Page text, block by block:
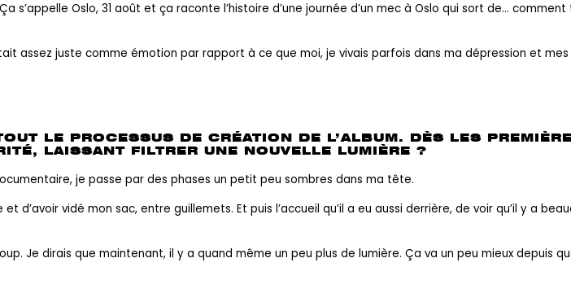
s’appelle Oslo, 31 août et ça raconte l’histoire d’une journée d’un mec à Oslo qui sort de…
assez juste comme émotion par rapport à ce que moi, je vivais parfois dans ma dépression et
LE PROCESSUS DE CRÉATION DE L’ALBUM. DÈS LES
LAISSANT FILTRER UNE NOUVELLE LUMIÈRE ?
je passe par des phases un petit peu sombres dans ma tête.
vidé mon sac, entre guillemets. Et puis l’accueil qu’il a eu aussi derrière, de voir qu’il y a
Je dirais que maintenant, il y a quand même un peu plus de lumière. Ça va un peu mieux depuis